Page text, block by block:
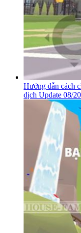
Hướng dẫn cách
dịch Update 08/